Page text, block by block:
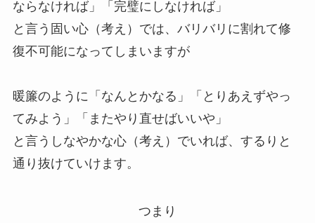
ならなければ」「完璧にしなければ」
と言う固い心（考え）では、バリバリに割れて修
復不可能になってしまいますが
暖簾のように「なんとかなる」「とりあえずやっ
てみよう」「またやり直せばいいや」
と言うしなやかな心（考え）でいれば、するりと
通り抜けていけます。
つまり